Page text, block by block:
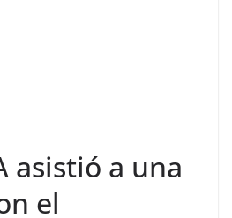
asistió a una
el